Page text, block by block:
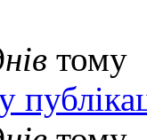
тому